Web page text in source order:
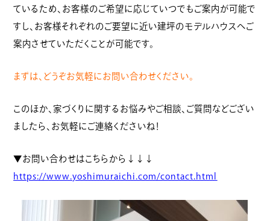
ているため、お客様のご希望に応じていつでもご案内が可能で
すし、お客様それぞれのご要望に近い建坪のモデルハウスへご
案内させていただくことが可能です。
まずは、どうぞお気軽にお問い合わせください。
このほか、家づくりに関するお悩みやご相談、ご質問などござい
ましたら、お気軽にご連絡くださいね！
▼お問い合わせはこちらから↓↓↓
https://www.yoshimuraichi.com/contact.html